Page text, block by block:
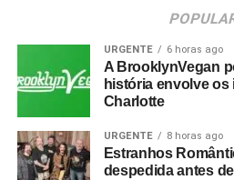
URGENTE 6 horas ago
A BrooklynVegan
história envolve os
Charlotte
URGENTE 8 horas ago
Estranhos
despedida antes